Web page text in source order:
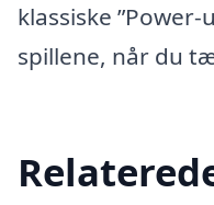
klassiske
spillene, når du